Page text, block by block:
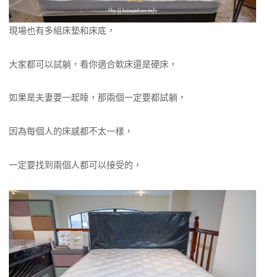
現場也有多組床墊和床底，
大家都可以試躺，看你適合軟床還是硬床，
如果是夫妻要一起睡，那兩個一定要都試躺，
因為每個人的床感都不太一樣，
一定要找到兩個人都可以接受的，